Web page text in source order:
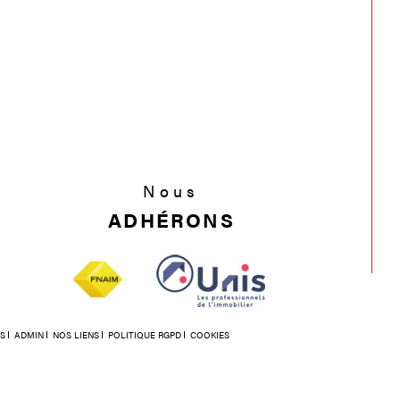
Nous
ADHÉRONS
ADMIN NOS LIENS POLITIQUE RGPD COOKIES